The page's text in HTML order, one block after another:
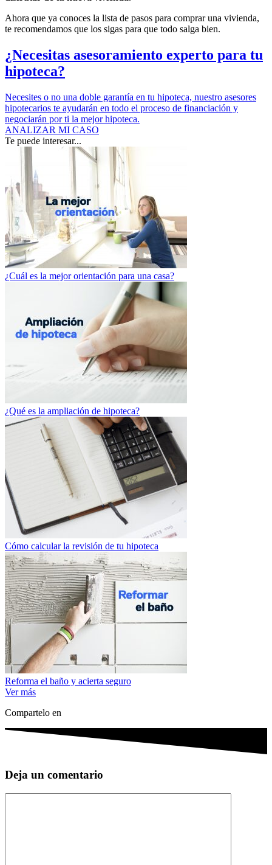
Ahora que ya conoces la lista de pasos para comprar una vivienda,
te recomendamos que los sigas para que todo salga bien.
¿Necesitas asesoramiento experto para tu
hipoteca?
Necesites o no una doble garantía en tu hipoteca, nuestro asesores
hipotecarios te ayudarán en todo el proceso de financiación y
negociarán por ti la mejor hipoteca.
ANALIZAR MI CASO
Te puede interesar...
¿Cuál es la mejor orientación para una casa?
¿Qué es la ampliación de hipoteca?
Cómo calcular la revisión de tu hipoteca
Reforma el baño y acierta seguro
Ver más
Compartelo en
Deja un comentario